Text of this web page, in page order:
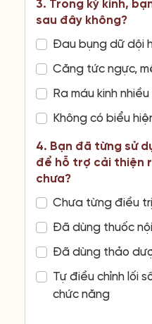
3. Trong kỳ kinh,
sau đây không?
Đau bụng dữ dội
Căng tức ngực,
Ra máu kinh
Không có biểu
4. Bạn đã từng sử
để hỗ trợ cải thiện
chưa?
Chưa từng điều trị
Đã dùng thuốc
Đã dùng thảo
Tự điều chỉnh lối
chức năng